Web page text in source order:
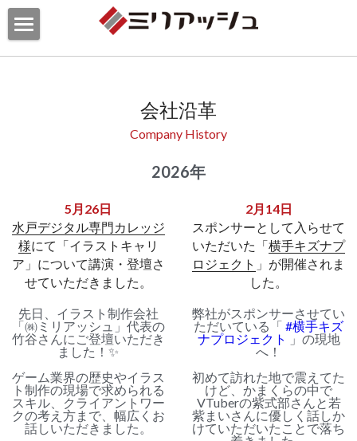
私たちについて
フィロソフィー
沿革
スポンサー・リレーション
イラスト・ゲームイラスト制作
イラスト企画・プロデュース
お問合わせ
資料ダウンロード
ECストア
検索
会社沿革
Company History
2026年
5月26日
水戸デジタル専門カレッジ
様にて「イラストキャリ
ア」について講演・登壇さ
せていただきました。
先日、イラスト制作会社
「㈱ミリアッシュ」代表の
竹谷さんにご登壇いただき
ました！✨
ゲーム業界の歴史やイラス
ト制作の現場で求められる
スキル、クライアントワー
クの考え方まで、幅広くお
話しいただきました。
2月14日
スポンサーとして入らせて
いただいた「横手キズナプ
ロジェクト 」が開催されま
した。
弊社がスポンサーさせてい
ただいている「#横手キズ
ナプロジェクト
」の現地
へ！
初めて訪れた地で震えてた
けど、かまくらの中で
VTuberの紫式部さんと若
紫まいさんに優しく話しか
けていただいたことで落ち